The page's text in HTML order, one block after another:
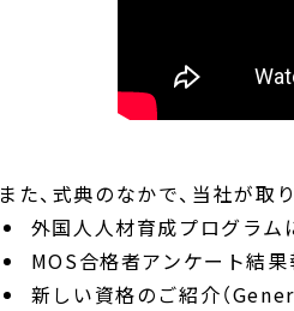
また、式典のなかで、当社が
外国人人材育成プログラム
MOS合格者アンケート結果
新しい資格のご紹介（